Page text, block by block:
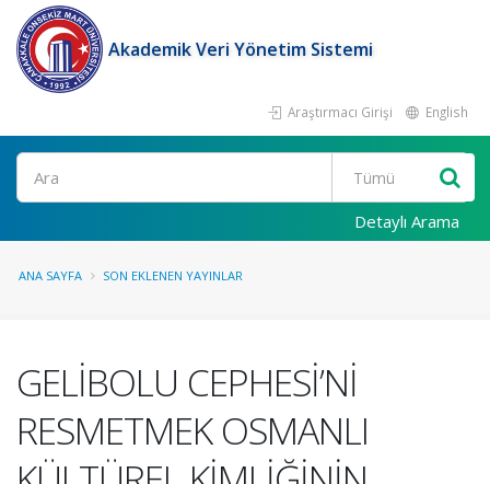
Akademik Veri Yönetim Sistemi
Araştırmacı Girişi English
Ara
Detaylı Arama
ANA SAYFA SON EKLENEN YAYINLAR
GELİBOLU CEPHESİ’Nİ
RESMETMEK OSMANLI